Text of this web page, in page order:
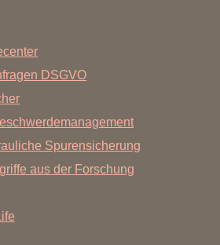
DSGVO
Spurensicherung
aus der Forschung